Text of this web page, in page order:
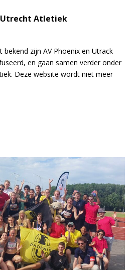
Atletiek
bekend zijn AV Phoenix en Utrack
en gaan samen verder onder
Deze website wordt niet meer